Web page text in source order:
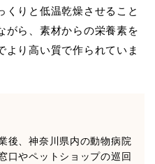
くりと低温乾燥させること
がら、素材からの栄養素を
より高い質で作られていま
後、神奈川県内の動物病院
口やペットショップの巡回